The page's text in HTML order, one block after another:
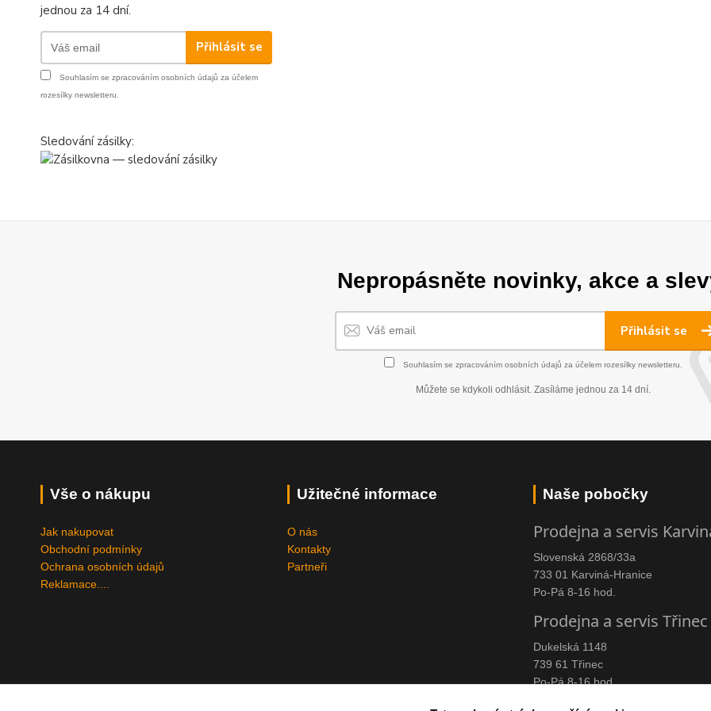
jednou za 14 dní.
Přihlásit se
Souhlasím se zpracováním osobních údajů za účelem
rozesílky newsletteru.
Sledování zásilky:
Nepropásněte novinky, akce a
Přihlásit se
Souhlasím se zpracováním osobních údajů za účelem rozesílky newsletteru.
Můžete se kdykoli odhlásit. Zasíláme jednou za 14 dní.
Vše o nákupu
Jak nakupovat
Obchodní podmínky
Ochrana osobních údajů
Reklamace....
Užitečné informace
O nás
Kontakty
Partneři
Naše pobočky
Prodejna a servis
Slovenská 2868/33a
733 01 Karviná-Hranice
Po-Pá 8-16 hod.
Prodejna a servis Třinec
Dukelská 1148
739 61 Třinec
Po-Pá 8-16 hod.